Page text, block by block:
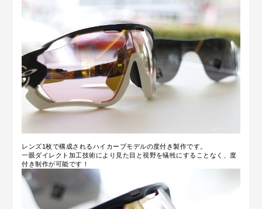
レンズ1枚で構成されるハイカーブモデルの度付き製作です。
一眼ダイレクト加工技術により見た目と視野を犠牲にすることなく、度
付き制作が可能です！